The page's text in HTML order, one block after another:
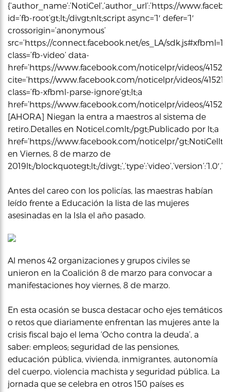
{‘author_name’:’NotiCel’,’author_url’:’https://
id=’fb-root’gt;lt;/divgt;nlt;script async=’1′ defer=’1′
crossorigin=’anonymous’
src=’https://connect.facebook.net/es_LA/
class=’fb-video’ data-
href=’https://www.facebook.com/noticelpr/videos/
cite=’https://www.facebook.com/noticelpr/videos/
class=’fb-xfbml-parse-ignore’gt;lt;a
href=’https://www.facebook.com/noticelpr/videos/
[AHORA] Niegan la entra a maestros al sistema de
retiro.Detalles en Noticel.comlt;/pgt;Publicado por lt;a
href=’https://www.facebook.com/noticelpr/’gt;NotiCellt;/
en Viernes, 8 de marzo de
2019lt;/blockquotegt;lt;/
Antes del careo con los policías, las maestras habían
leído frente a Educación la lista de las mujeres
asesinadas en la Isla el año pasado.
Al menos 42 organizaciones y grupos civiles se
unieron en la Coalición 8 de marzo para convocar a
manifestaciones hoy viernes, 8 de marzo.
En esta ocasión se busca destacar ocho ejes temáticos
o retos que diariamente enfrentan las mujeres ante la
crisis fiscal bajo el lema ‘Ocho contra la deuda’, a
saber: empleos; seguridad de las pensiones,
educación pública, vivienda, inmigrantes, autonomía
del cuerpo, violencia machista y seguridad pública. La
jornada que se celebra en otros 150 países es